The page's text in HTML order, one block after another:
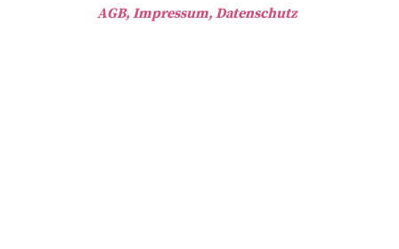
AGB, Impressum, Datenschutz